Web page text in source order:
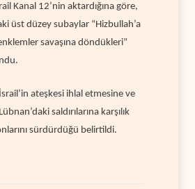
Kanal 12’nin aktardığına göre,
üst düzey subaylar “Hizbullah’a
savaşına döndükleri”
ateşkesi ihlal etmesine ve
saldırılarına karşılık
sürdürdüğü belirtildi.